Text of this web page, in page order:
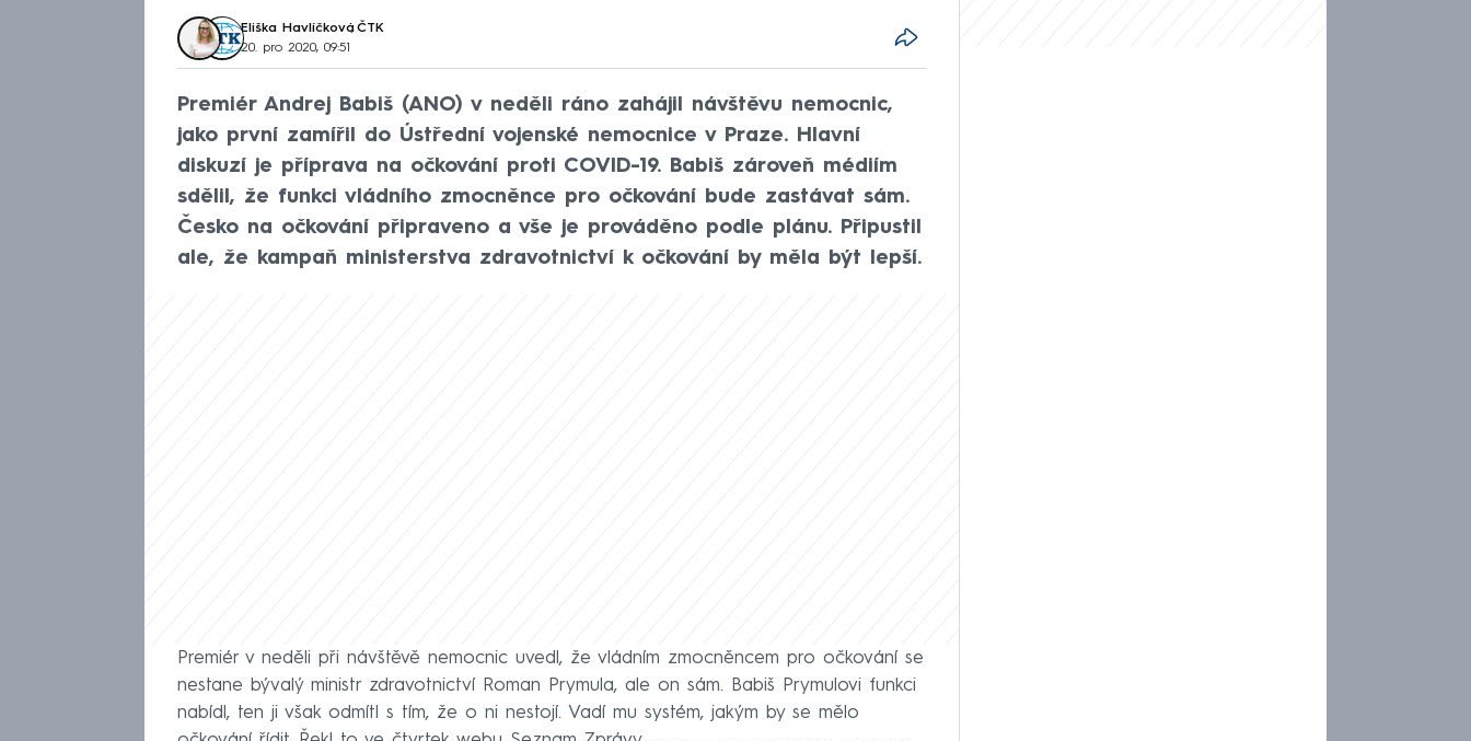
Eliška Havlíčková, ČTK
20. pro 2020, 09:51
Premiér Andrej Babiš (ANO) v neděli ráno zahájil návštěvu nemocnic,
jako první zamířil do Ústřední vojenské nemocnice v Praze. Hlavní
diskuzí je příprava na očkování proti COVID-19. Babiš zároveň médiím
sdělil, že funkci vládního zmocněnce pro očkování bude zastávat sám.
Česko na očkování připraveno a vše je prováděno podle plánu. Připustil
ale, že kampaň ministerstva zdravotnictví k očkování by měla být lepší.
Premiér v neděli při návštěvě nemocnic uvedl, že vládním zmocněncem pro očkování se
nestane bývalý ministr zdravotnictví Roman Prymula, ale on sám. Babiš Prymulovi funkci
nabídl, ten ji však odmítl s tím, že o ni nestojí. Vadí mu systém, jakým by se mělo